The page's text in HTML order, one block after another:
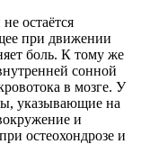
остаётся
при движении
боль. К тому же
сонной
в мозге. У
указывающие на
и
остеохондрозе и